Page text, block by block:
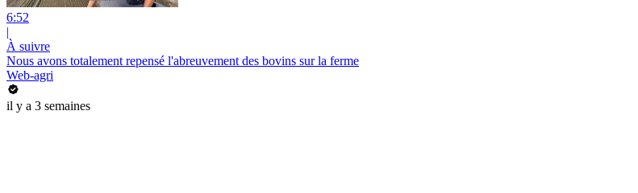
6:52
|
À suivre
Nous avons totalement repensé l'abreuvement des bovins sur la ferme
Web-agri
il y a 3 semaines